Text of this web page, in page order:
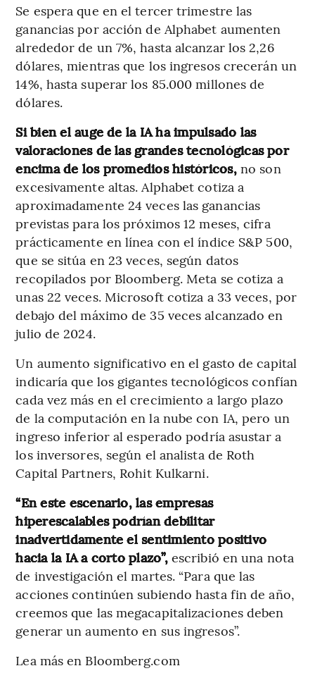
Se espera que en el tercer trimestre las
ganancias por acción de Alphabet aumenten
alrededor de un 7%, hasta alcanzar los 2,26
dólares, mientras que los ingresos crecerán un
14%, hasta superar los 85.000 millones de
dólares.
Si bien el auge de la IA ha impulsado las
valoraciones de las grandes tecnológicas por
encima de los promedios históricos,no son
excesivamente altas. Alphabet cotiza a
aproximadamente 24 veces las ganancias
previstas para los próximos 12 meses, cifra
prácticamente en línea con el índice S&P 500,
que se sitúa en 23 veces, según datos
recopilados por Bloomberg. Meta se cotiza a
unas 22 veces. Microsoft cotiza a 33 veces, por
debajo del máximo de 35 veces alcanzado en
julio de 2024.
Un aumento significativo en el gasto de capital
indicaría que los gigantes tecnológicos confían
cada vez más en el crecimiento a largo plazo
de la computación en la nube con IA, pero un
ingreso inferior al esperado podría asustar a
los inversores, según el analista de Roth
Capital Partners, Rohit Kulkarni.
“En este escenario, las empresas
hiperescalables podrían debilitar
inadvertidamente el sentimiento positivo
hacia la IA a corto plazo”,escribió en una nota
de investigación el martes. “Para que las
acciones continúen subiendo hasta fin de año,
creemos que las megacapitalizaciones deben
generar un aumento en sus ingresos”.
Lea más en Bloomberg.com